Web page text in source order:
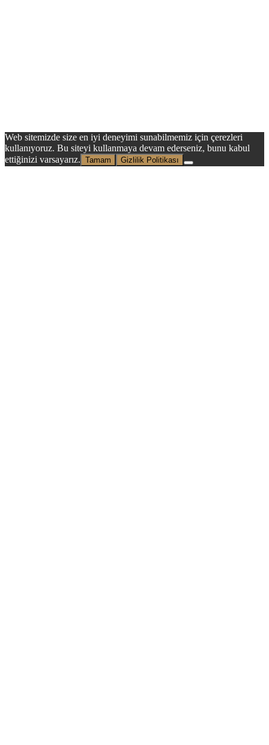
Web sitemizde size en iyi deneyimi sunabilmemiz için çerezleri
kullanıyoruz. Bu siteyi kullanmaya devam ederseniz, bunu kabul
ettiğinizi varsayarız. Tamam Gizlilik Politikası